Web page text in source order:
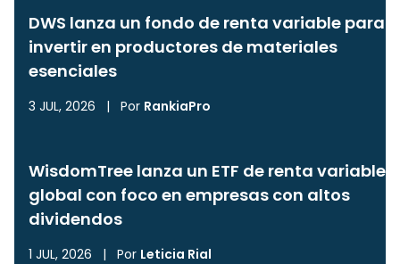
DWS lanza un fondo de renta variable para
invertir en productores de materiales
esenciales
3 JUL, 2026 | Por RankiaPro
WisdomTree lanza un ETF de renta variable
global con foco en empresas con altos
dividendos
1 JUL, 2026 | Por Leticia Rial